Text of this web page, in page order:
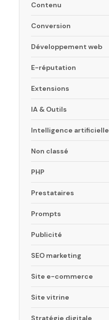
Contenu
Conversion
Développement web
E-réputation
Extensions
IA & Outils
Intelligence artificielle
Non classé
PHP
Prestataires
Prompts
Publicité
SEO marketing
Site e-commerce
Site vitrine
Stratégie digitale